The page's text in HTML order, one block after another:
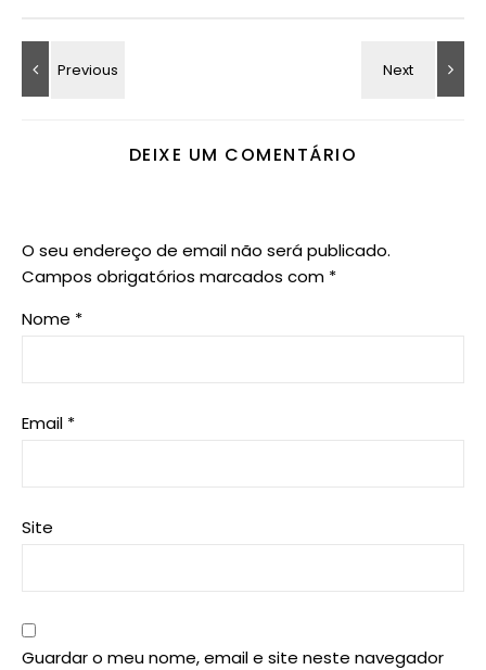
DEIXE UM COMENTÁRIO
O seu endereço de email não será publicado.
Campos obrigatórios marcados com *
Nome *
Email *
Site
Guardar o meu nome, email e site neste navegador